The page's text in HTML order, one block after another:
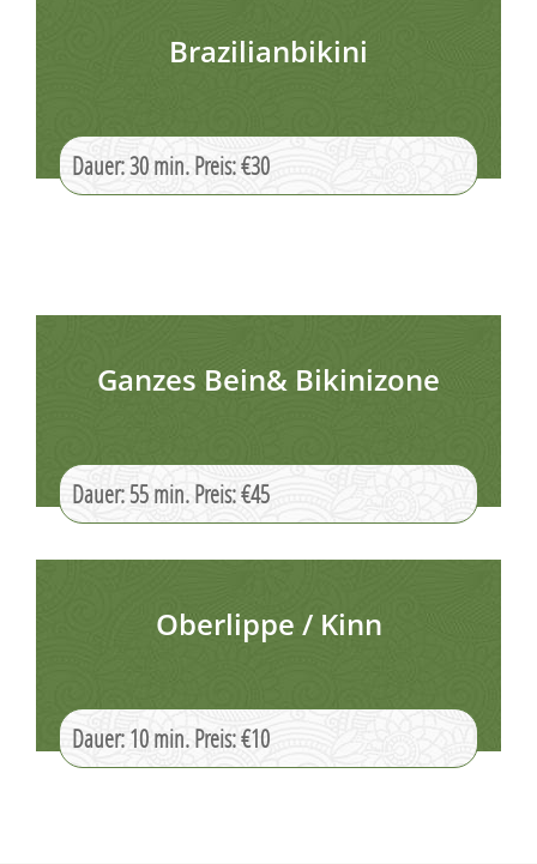
Brazilianbikini
Dauer: 30 min. Preis: €30
Ganzes Bein& Bikinizone
Dauer: 55 min. Preis: €45
Oberlippe / Kinn
Dauer: 10 min. Preis: €10